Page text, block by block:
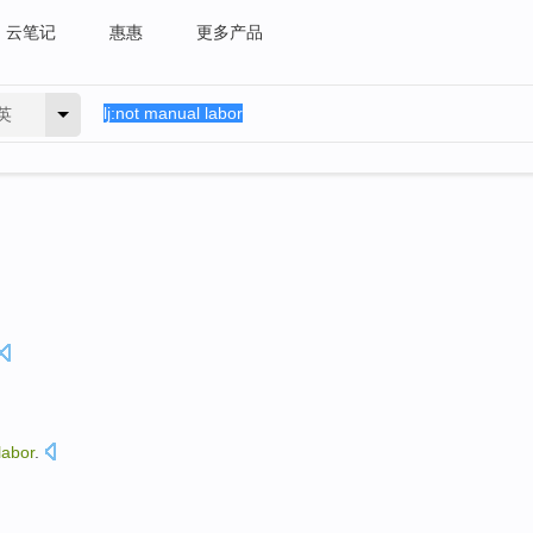
云笔记 惠惠 更多产品
labor.